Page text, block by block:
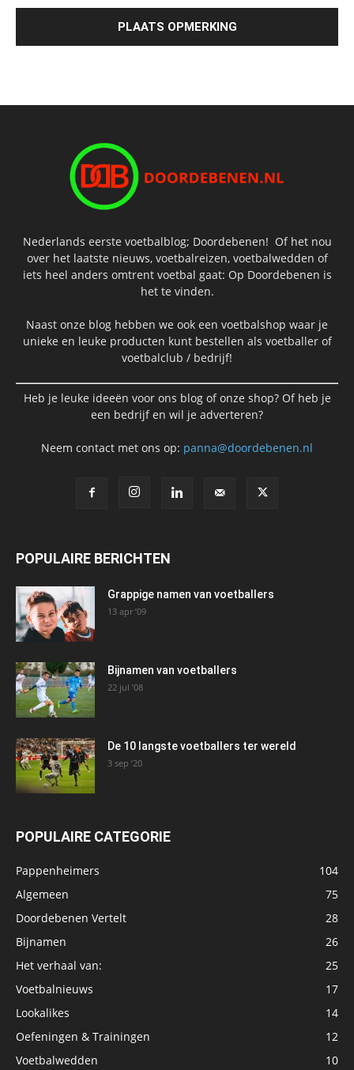
Nederlands eerste voetbalblog; Doordebenen! Of het nou
over het laatste nieuws, voetbalreizen, voetbalwedden of
iets heel anders omtrent voetbal gaat: Op Doordebenen is
het te vinden.
Naast onze blog hebben we ook een voetbalshop waar je
unieke en leuke producten kunt bestellen als voetballer of
voetbalclub / bedrijf!
Heb je leuke ideeën voor ons blog of onze shop? Of heb je
een bedrijf en wil je adverteren?
Neem contact met ons op: panna@doordebenen.nl
POPULAIRE BERICHTEN
Grappige namen van voetballers
13 apr ’09
Bijnamen van voetballers
22 jul ’08
De 10 langste voetballers ter wereld
3 sep ’20
POPULAIRE CATEGORIE
Pappenheimers
104
Algemeen
75
Doordebenen Vertelt
28
Bijnamen
26
Het verhaal van:
25
Voetbalnieuws
17
Lookalikes
14
Oefeningen & Trainingen
12
Voetbalwedden
10